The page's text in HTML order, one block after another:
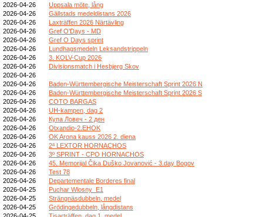
2026-04-26
Uppsala möte, lång
2026-04-26
Gällstads medeldistans 2026
2026-04-26
Laxträffen 2026 Närtävling
2026-04-26
Gref O'Days - MD
2026-04-26
Gref O Days sprint
2026-04-26
Lundhagsmedeln Leksandstrippeln
2026-04-26
3. KOLV-Cup 2026
2026-04-26
Divisionsmatch i Hesbjerg Skov
2026-04-26
2026-04-26
Baden-Württembergische Meisterschaft Sprint 2026 N
2026-04-26
Baden-Württembergische Meisterschaft Sprint 2026 S
2026-04-26
COTO BARGAS
2026-04-26
UH-kampen, dag 2
2026-04-26
Купа Ловеч - 2 ден
2026-04-26
Otxandio-2.EHOK
2026-04-26
OK Arona kauss 2026 2. diena
2026-04-26
2ª LEXTOR HORNACHOS
2026-04-26
3º SPRINT - CPO HORNACHOS
2026-04-26
45. Memorijal Čika Duško Jovanović - 3.day Bogov
2026-04-26
Test 78
2026-04-26
Departementale Borderes final
2026-04-25
Puchar Wiosny_E1
2026-04-25
Strängnäsdubbeln, medel
2026-04-25
Grödingedubbeln, långdistans